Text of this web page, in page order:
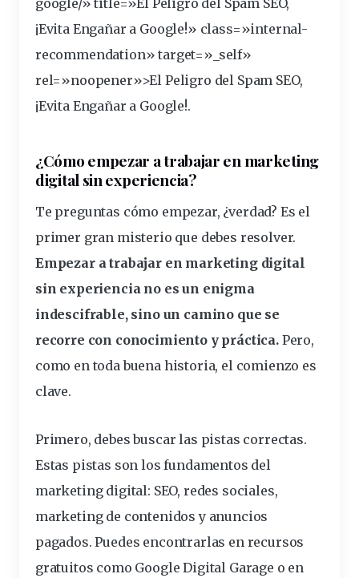
google/» title=»El Peligro del Spam SEO,
¡Evita Engañar a Google!» class=»internal-
recommendation» target=»_self»
rel=»noopener»>El Peligro del Spam SEO,
¡Evita Engañar a Google!.
¿Cómo empezar a trabajar en marketing
digital sinexperiencia?
Te preguntas cómo empezar, ¿verdad? Es el
primer gran misterio que debes resolver.
Empezar a trabajar en marketing digital
sin experiencia no es un enigma
indescifrable, sino un camino que se
recorre con conocimiento y práctica.Pero,
como en toda buena historia, el comienzo es
clave.
Primero, debes buscar las pistas correctas.
Estas pistas son los fundamentos del
marketing digital: SEO, redes sociales,
marketing de contenidos y anuncios
pagados. Puedes encontrarlas en recursos
gratuitos como Google Digital Garage o en